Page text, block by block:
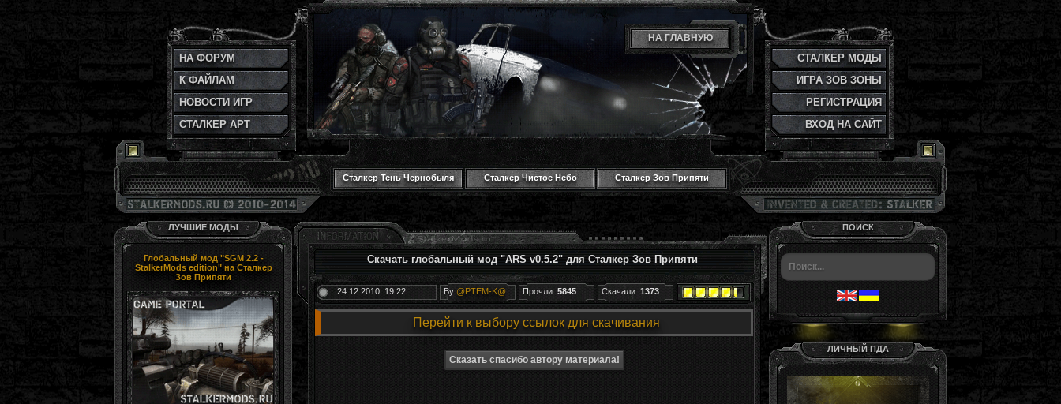
НА ГЛАВНУЮ
СТАЛКЕР МОДЫ
ИГРА ЗОВ ЗОНЫ
РЕГИСТРАЦИЯ
ВХОД НА САЙТ
НА ФОРУМ
К ФАЙЛАМ
НОВОСТИ ИГР
СТАЛКЕР АРТ
Сталкер Тень Чернобыля Сталкер Чистое Небо Сталкер Зов Припяти
ЛУЧШИЕ МОДЫ
Глобальный мод "SGM 2.2 -
StalkerMods edition" на Сталкер
Зов Припяти
Скачать глобальный мод "ARS v0.5.2" для Сталкер Зов Припяти
24.12.2010, 19:22 By @PTEM-K@ Прочли: 5845 Скачали: 1373
Перейти к выбору ссылок для скачивания
ПОИСК
ЛИЧНЫЙ ПДА
Гость, ты здесь -й день
Группа: Гости